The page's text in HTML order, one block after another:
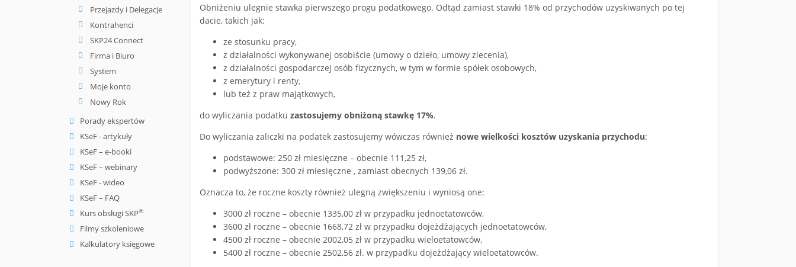
Przejazdy i Delegacje
Kontrahenci
SKP24 Connect
Firma i Biuro
System
Moje konto
Nowy Rok
Porady ekspertów
KSeF - artykuły
KSeF – e-booki
KSeF – webinary
KSeF - wideo
KSeF – FAQ
Kurs obsługi SKP®
Filmy szkoleniowe
Kalkulatory księgowe
Obniżeniu ulegnie stawka pierwszego progu podatkowego. Odtąd zamiast stawki 18% od przychodów uzyskiwanych po tej
dacie, takich jak:
ze stosunku pracy,
z działalności wykonywanej osobiście (umowy o dzieło, umowy zlecenia),
z działalności gospodarczej osób fizycznych, w tym w formie spółek osobowych,
z emerytury i renty,
lub też z praw majątkowych,
do wyliczania podatku zastosujemy obniżoną stawkę 17%.
Do wyliczania zaliczki na podatek zastosujemy wówczas również nowe wielkości kosztów uzyskania przychodu:
podstawowe: 250 zł miesięczne – obecnie 111,25 zł,
podwyższone: 300 zł miesięczne , zamiast obecnych 139,06 zł.
Oznacza to, że roczne koszty również ulegną zwiększeniu i wyniosą one:
3000 zł roczne – obecnie 1335,00 zł w przypadku jednoetatowców,
3600 zł roczne – obecnie 1668,72 zł w przypadku dojeżdżających jednoetatowców,
4500 zł roczne – obecnie 2002,05 zł w przypadku wieloetatowców,
5400 zł roczne – obecnie 2502,56 zł. w przypadku dojeżdżający wieloetatowców.